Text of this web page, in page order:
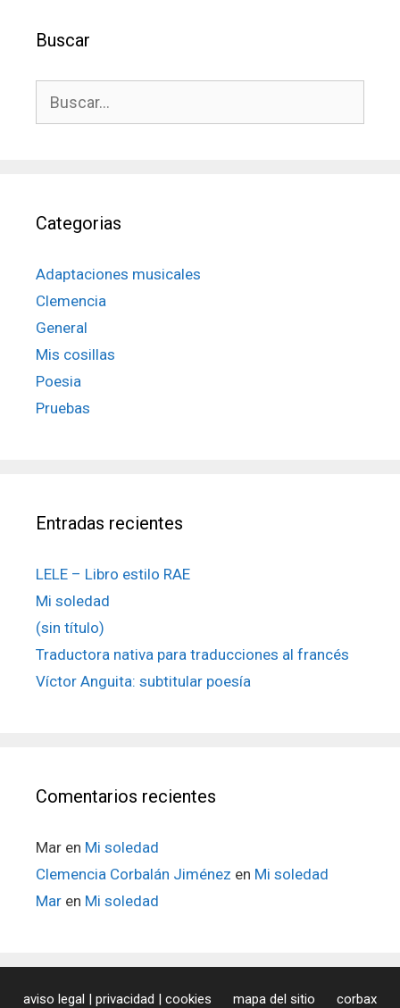
Buscar
Categorias
Adaptaciones musicales
Clemencia
General
Mis cosillas
Poesia
Pruebas
Entradas recientes
LELE – Libro estilo RAE
Mi soledad
(sin título)
Traductora nativa para traducciones al francés
Víctor Anguita: subtitular poesía
Comentarios recientes
Mar en Mi soledad
Clemencia Corbalán Jiménez en Mi soledad
Mar en Mi soledad
aviso legal | privacidad | cookies mapa del sitio corbax